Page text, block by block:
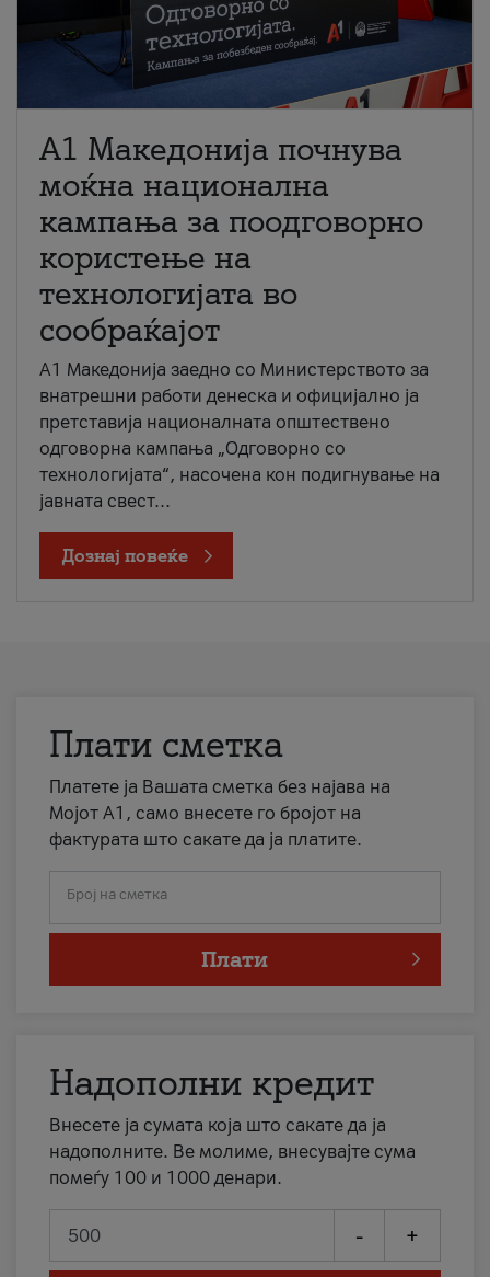
A1 Македонија почнува
моќна национална
кампања за поодговорно
користење на
технологијата во
сообраќајот
A1 Македонија заедно со Министерството за
внатрешни работи денеска и официјално ја
претставија националната општествено
одговорна кампања „Одговорно со
технологијата“, насочена кон подигнување на
јавната свест...
Дознај повеќе
Плати сметка
Платете ја Вашата сметка без најава на
Мојот А1, само внесете го бројот на
фактурата што сакате да ја платите.
Број на сметка
Плати
Надополни кредит
Внесете ја сумата која што сакате да ја
надополните. Ве молиме, внесувајте сума
помеѓу 100 и 1000 денари.
- +